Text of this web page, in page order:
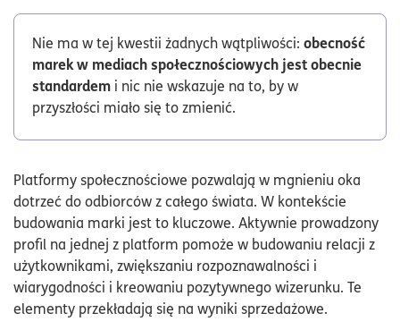
Nie ma w tej kwestii żadnych wątpliwości: obecność
marek w mediach społecznościowych jest obecnie
standardem i nic nie wskazuje na to, by w
przyszłości miało się to zmienić.
Platformy społecznościowe pozwalają w mgnieniu oka
dotrzeć do odbiorców z całego świata. W kontekście
budowania marki jest to kluczowe. Aktywnie prowadzony
profil na jednej z platform pomoże w budowaniu relacji z
użytkownikami, zwiększaniu rozpoznawalności i
wiarygodności i kreowaniu pozytywnego wizerunku. Te
elementy przekładają się na wyniki sprzedażowe.